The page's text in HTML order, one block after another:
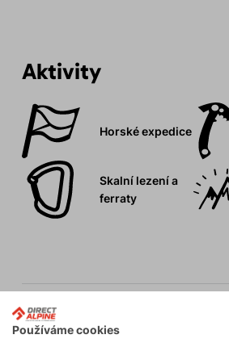
Aktivity
Horské expedice
Skalní lezení a
ferraty
Popis
Používáme cookies